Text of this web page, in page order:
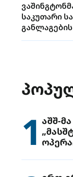
საკუთარი
1 აშშ-